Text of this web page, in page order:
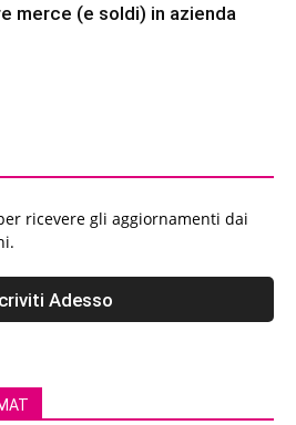
merce (e soldi) in azienda
ricevere gli aggiornamenti dai